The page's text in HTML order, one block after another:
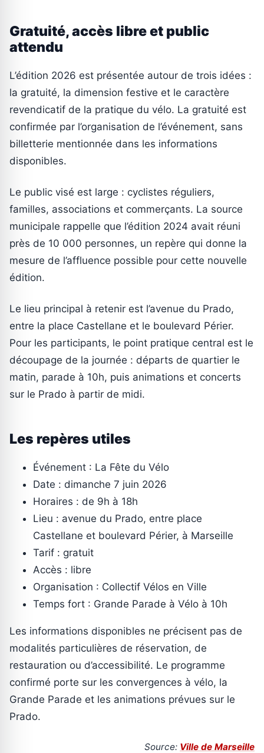
Gratuité, accès libre et public
attendu
L’édition 2026 est présentée autour de trois idées :
la gratuité, la dimension festive et le caractère
revendicatif de la pratique du vélo. La gratuité est
confirmée par l’organisation de l’événement, sans
billetterie mentionnée dans les informations
disponibles.
Le public visé est large : cyclistes réguliers,
familles, associations et commerçants. La source
municipale rappelle que l’édition 2024 avait réuni
près de 10 000 personnes, un repère qui donne la
mesure de l’affluence possible pour cette nouvelle
édition.
Le lieu principal à retenir est l’avenue du Prado,
entre la place Castellane et le boulevard Périer.
Pour les participants, le point pratique central est le
découpage de la journée : départs de quartier le
matin, parade à 10h, puis animations et concerts
sur le Prado à partir de midi.
Les repères utiles
Événement : La Fête du Vélo
Date : dimanche 7 juin 2026
Horaires : de 9h à 18h
Lieu : avenue du Prado, entre place
Castellane et boulevard Périer, à Marseille
Tarif : gratuit
Accès : libre
Organisation : Collectif Vélos en Ville
Temps fort : Grande Parade à Vélo à 10h
Les informations disponibles ne précisent pas de
modalités particulières de réservation, de
restauration ou d’accessibilité. Le programme
confirmé porte sur les convergences à vélo, la
Grande Parade et les animations prévues sur le
Prado.
Source: Ville de Marseille